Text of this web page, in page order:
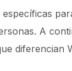
A
diferencian